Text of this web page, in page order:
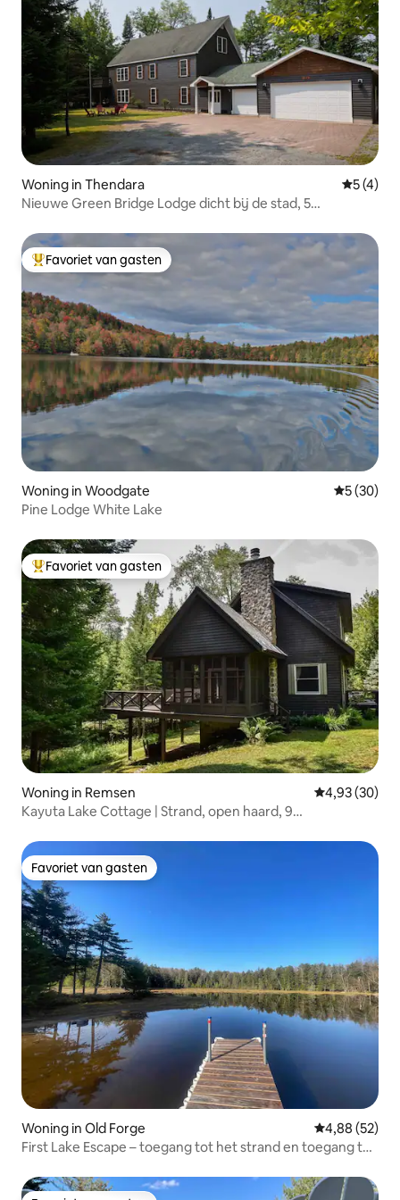
Woning in Thendara
5 (4)
Nieuwe Green Bridge Lodge dicht bij de stad, 5
Topfavoriet van gasten
Favoriet van gasten
Woning in Woodgate
5 (30)
Pine Lodge White Lake
Topfavoriet van gasten
Favoriet van gasten
Woning in Remsen Gemiddelde
4,93 (30)
Kayuta Lake Cottage | Strand, open haard, 9
Favoriet van gasten
Favoriet van gasten
Woning in Old Forge Gemiddelde
4,88 (52)
First Lake Escape – toegang tot het strand en toegang tot